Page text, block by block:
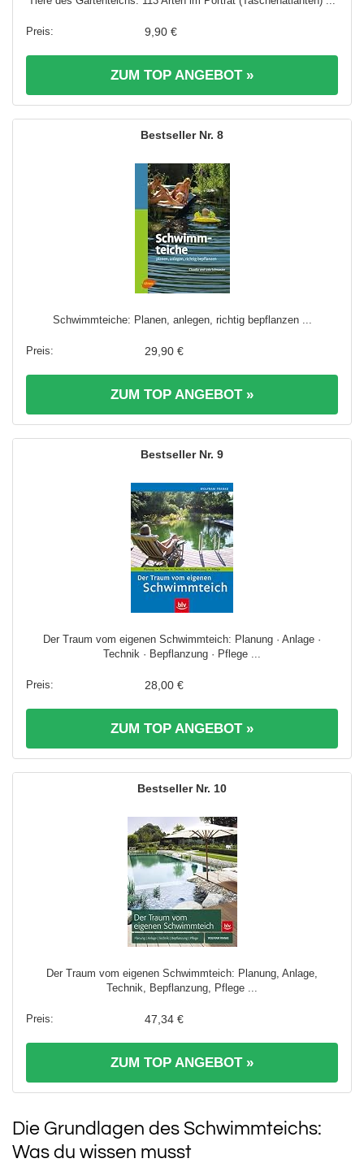
9,90 €
ZUM TOP ANGEBOT »
8
Schwimmteiche: Planen, anlegen, richtig bepflanzen ...
29,90 €
ZUM TOP ANGEBOT »
9
Der Traum vom eigenen Schwimmteich: Planung · Anlage ·
Technik · Bepflanzung · Pflege ...
28,00 €
ZUM TOP ANGEBOT »
10
Der Traum vom eigenen Schwimmteich: Planung, Anlage,
Technik, Bepflanzung, Pflege ...
47,34 €
ZUM TOP ANGEBOT »
Die Grundlagen des Schwimmteichs:
Was du wissen musst